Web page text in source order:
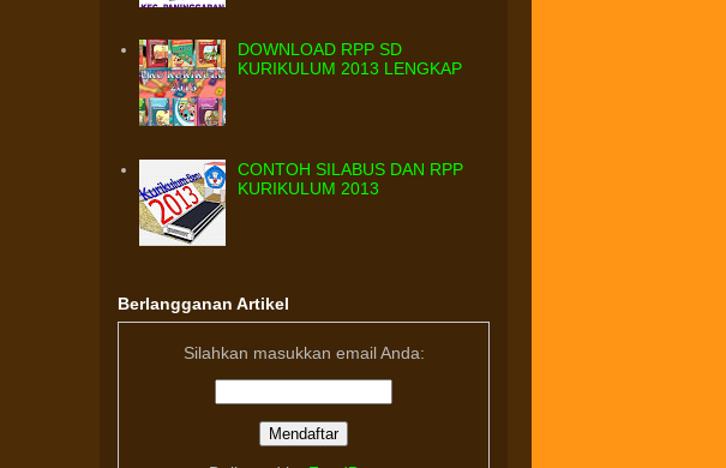
DOWNLOAD RPP SD
KURIKULUM 2013 LENGKAP
CONTOH SILABUS DAN RPP
KURIKULUM 2013
Berlangganan Artikel
Silahkan masukkan email Anda: